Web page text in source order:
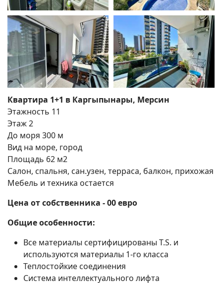
Квартира 1+1 в Каргыпынары, Мерсин
Этажность 11
Этаж 2
До моря 300 м
Вид на море, город
Площадь 62 м2
Салон, спальня, сан.узен, терраса, балкон, прихожая
Мебель и техника остается
Цена от собственника - 00 евро
Общие особенности:
Все материалы сертифицированы T.S. и
используются материалы 1-го класса
Теплостойкие соединения
Система интеллектуального лифта